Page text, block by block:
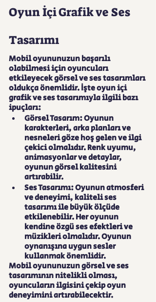
Oyun İçi Grafik ve Ses
Tasarımı
Mobil oyununuzun başarılı
olabilmesi için oyuncuları
etkileyecek görsel ve ses tasarımları
oldukça önemlidir. İşte oyun içi
grafik ve ses tasarımıyla ilgili bazı
ipuçları:
Görsel Tasarım: Oyunun
karakterleri, arka planları ve
nesneleri göze hoş gelen ve ilgi
çekici olmalıdır. Renk uyumu,
animasyonlar ve detaylar,
oyunun görsel kalitesini
artırabilir.
Ses Tasarımı: Oyunun atmosferi
ve deneyimi, kaliteli ses
tasarımı ile büyük ölçüde
etkilenebilir. Her oyunun
kendine özgü ses efektleri ve
müzikleri olmalıdır. Oyunun
oynanışına uygun sesler
kullanmak önemlidir.
Mobil oyununuzun görsel ve ses
tasarımının nitelikli olması,
oyuncuların ilgisini çekip oyun
deneyimini artırabilecektir.